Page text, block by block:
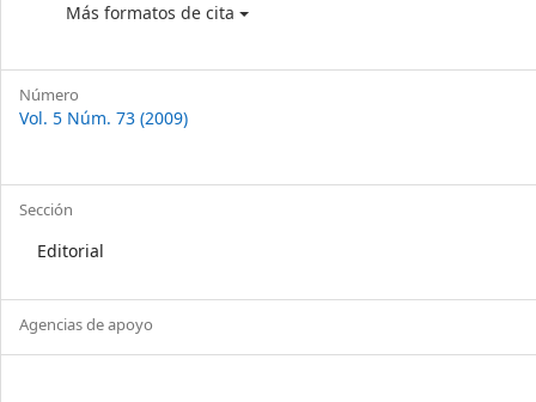
Más formatos de cita
Número
Vol. 5 Núm. 73 (2009)
Sección
Editorial
Agencias de apoyo